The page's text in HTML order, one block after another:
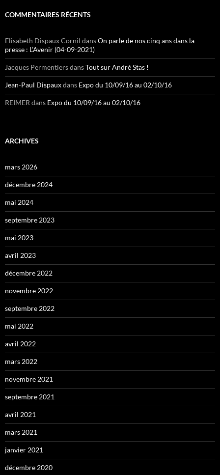
COMMENTAIRES RÉCENTS
Elisabeth Dispaux Cornil dansOn parle de nos cinq ans dans la
presse : L’Avenir (04-09-2021)
Jacques PermentiersdansTout sur André Stas !
Jean-Paul Dispauxdans Expo du 10/09/16 au 02/10/16
REIMER dans Expo du 10/09/16 au 02/10/16
ARCHIVES
mars 2026
décembre 2024
mai 2024
septembre 2023
mai 2023
avril 2023
décembre 2022
novembre 2022
septembre 2022
mai 2022
avril 2022
mars 2022
novembre 2021
septembre 2021
avril 2021
mars 2021
janvier 2021
décembre 2020